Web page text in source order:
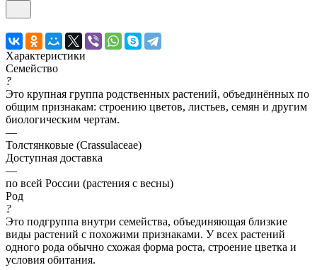
Характеристики
Семейство
?
Это крупная группа родственных растений, объединённых по
общим признакам: строению цветов, листьев, семян и другим
биологическим чертам.
—
Толстянковые (Crassulaceae)
Доступная доставка
—
по всей России (растения с весны)
Род
?
Это подгруппа внутри семейства, объединяющая близкие
виды растений с похожими признаками. У всех растений
одного рода обычно схожая форма роста, строение цветка и
условия обитания.